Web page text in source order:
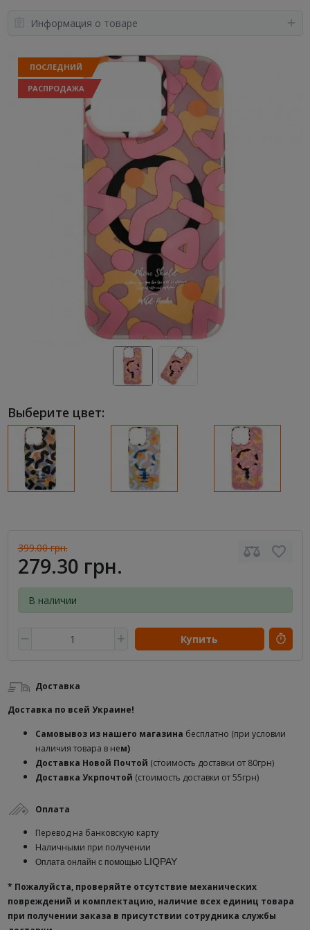
Информация о товаре
ПОСЛЕДНИЙ
РАСПРОДАЖА
Выберите цвет:
399.00 грн.
279.30 грн.
В наличии
Купить
Доставка
Доставка по всей Украине!
Самовывоз из нашего магазина бесплатно (при условии
наличия товара в нем)
Доставка Новой Почтой (стоимость доставки от 80грн)
Доставка Укрпочтой (стоимость доставки от 55грн)
Оплата
Перевод на банковскую карту
Наличными при получении
Оплата онлайн с помощью LIQPAY
* Пожалуйста, проверяйте отсутствие механических
повреждений и комплектацию, наличие всех единиц товара
при получении заказа в присутствии сотрудника службы